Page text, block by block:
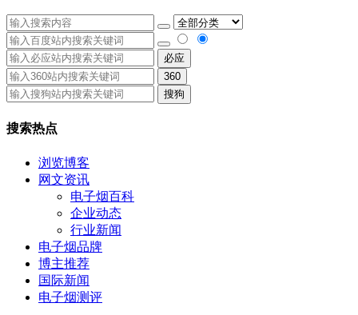
必应
360
搜狗
搜索热点
浏览博客
网文资讯
电子烟百科
企业动态
行业新闻
电子烟品牌
博主推荐
国际新闻
电子烟测评